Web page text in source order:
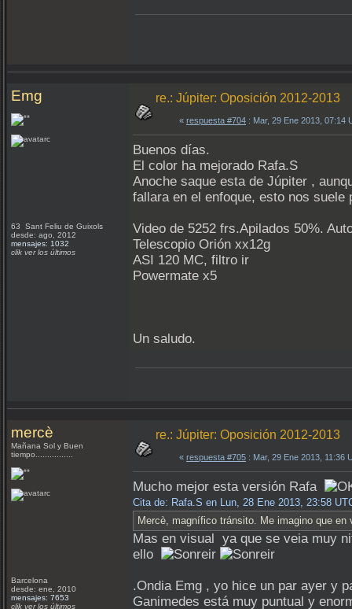
Emg
63 Sant Feliu de Guixols
desde: ago, 2012
mensajes: 1032
clik ver los últimos
re.: Júpiter: Oposición 2012-2013
« respuesta #704 : Mar, 29 Ene 2013, 07:14
Buenos días.
El color ha mejorado Rafa.S
Anoche saque esta de Júpiter ,
fallara en el enfoque, esto nos
Video de 5252 frs.Apilados 50%.
Telescopio Orión xx12g
ASI 120 MC, filtro ir
Powermate x5
Un saludo.
mercè
Mañana Sol y Buen
tiempo................
Barcelona
desde: ene, 2010
mensajes: 7653
clik ver los últimos
re.: Júpiter: Oposición 2012-2013
« respuesta #705 : Mar, 29 Ene 2013, 11:36
Mucho mejor esta versión Rafa
Cita de: Rafa.S en Lun, 28 Ene 2013, 23:58
Mercè, magnífico tránsito. Me imagino que
Mas en visual ya que se veia muy
ello
.Ondia Emg , yo hice un par ayer y
Ganimedes está muy puntual y